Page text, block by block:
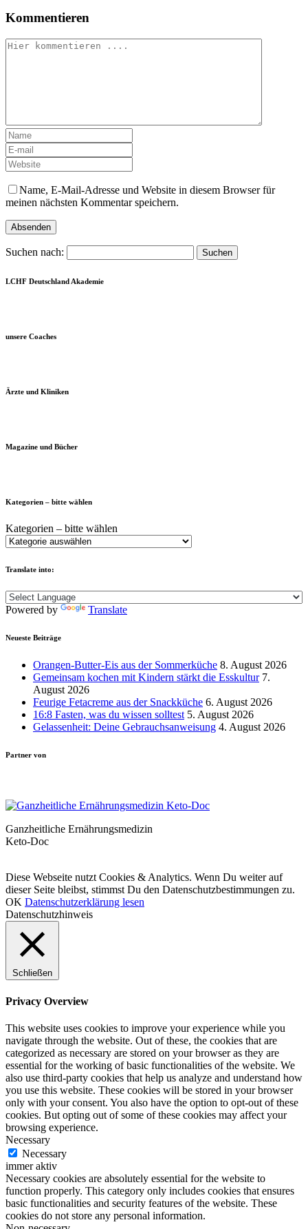
Kommentieren
Name, E-Mail-Adresse und Website in diesem Browser für
meinen nächsten Kommentar speichern.
Suchen nach:
LCHF Deutschland Akademie
unsere Coaches
Ärzte und Kliniken
Magazine und Bücher
Kategorien – bitte wählen
Kategorien – bitte wählen
Translate into:
Powered by Translate
Neueste Beiträge
Orangen-Butter-Eis aus der Sommerküche 8. August 2026
Gemeinsam kochen mit Kindern stärkt die Esskultur 7.
August 2026
Feurige Fetacreme aus der Snackküche 6. August 2026
16:8 Fasten, was du wissen solltest 5. August 2026
Gelassenheit: Deine Gebrauchsanweisung 4. August 2026
Partner von
Ganzheitliche Ernährungsmedizin
Keto-Doc
Diese Webseite nutzt Cookies & Analytics. Wenn Du weiter auf
dieser Seite bleibst, stimmst Du den Datenschutzbestimmungen zu.
OK Datenschutzerklärung lesen
Datenschutzhinweis
Schließen
Privacy Overview
This website uses cookies to improve your experience while you
navigate through the website. Out of these, the cookies that are
categorized as necessary are stored on your browser as they are
essential for the working of basic functionalities of the website. We
also use third-party cookies that help us analyze and understand how
you use this website. These cookies will be stored in your browser
only with your consent. You also have the option to opt-out of these
cookies. But opting out of some of these cookies may affect your
browsing experience.
Necessary
Necessary
immer aktiv
Necessary cookies are absolutely essential for the website to
function properly. This category only includes cookies that ensures
basic functionalities and security features of the website. These
cookies do not store any personal information.